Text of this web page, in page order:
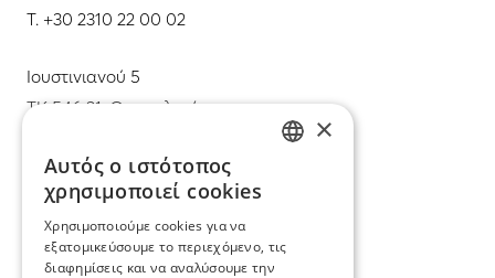
T. +30 2310 22 00 02
Ιουστινιανού 5
ΤΚ 546 31, Θεσσαλονίκη
info@mimadastimargarita.gr
ΕΞΥΠΗΡΕΤΗΣΗ ΠΕΛΑΤΩΝ
×
Αυτός ο ιστότοπος
χρησιμοποιεί cookies
Χρησιμοποιούμε cookies για να
εξατομικεύσουμε το περιεχόμενο, τις
διαφημίσεις και να αναλύσουμε την